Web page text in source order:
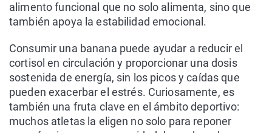
alimento funcional que no solo alimenta, sino que
también apoya la estabilidad emocional.
Consumir una banana puede ayudar a reducir el
cortisol en circulación y proporcionar una dosis
sostenida de energía, sin los picos y caídas que
pueden exacerbar el estrés. Curiosamente, es
también una fruta clave en el ámbito deportivo:
muchos atletas la eligen no solo para reponer